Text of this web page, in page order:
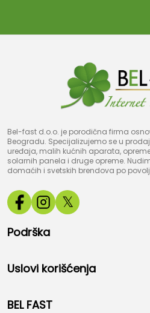
Bel-fast d.o.o. je porodična firma
Beogradu. Specijalizujemo se u
uređaja, malih kućnih aparata,
solarnih panela i druge opreme.
domaćih i svetskih brendova po
𝕏
Podrška
Uslovi korišćenja
BEL FAST